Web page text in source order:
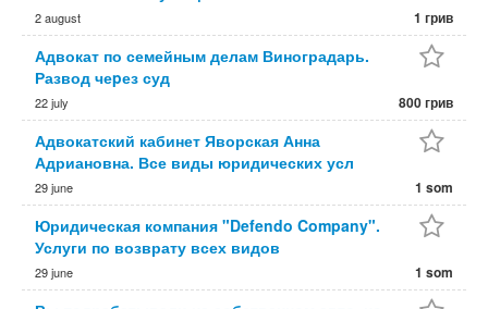
2 august 1 грив
Адвокат по семейным делам Виноградарь.
Развод чеpез суд
22 july 800 грив
Адвокатский кабинет Яворская Анна
Адриановна. Все виды юридических усл
29 june 1 som
Юридическая компания "Defendo Company".
Услуги по возврату всех видов
29 june 1 som